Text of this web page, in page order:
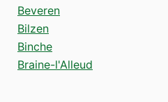
Beveren
Bilzen
Binche
Braine-l'Alleud